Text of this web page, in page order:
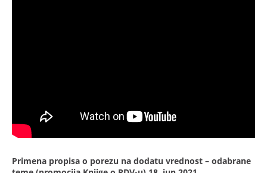
Primena propisa o porezu na dodatu vrednost – odabrane